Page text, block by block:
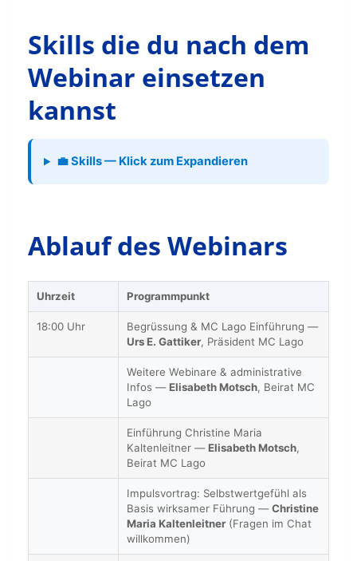
Skills die du nach dem
Webinar einsetzen
kannst
💼 Skills — Klick zum Expandieren
Ablauf des Webinars
Uhrzeit Programmpunkt
18:00 Uhr
Begrüssung & MC Lago Einführung —
Urs E. Gattiker, Präsident MC Lago
Weitere Webinare & administrative
Infos —Elisabeth Motsch, Beirat MC
Lago
Einführung Christine Maria
Kaltenleitner —Elisabeth Motsch,
Beirat MC Lago
Impulsvortrag: Selbstwertgefühl als
Basis wirksamer Führung —Christine
Maria Kaltenleitner(Fragen im Chat
willkommen)